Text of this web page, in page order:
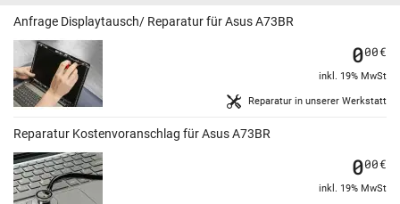
Anfrage Displaytausch/ Reparatur für Asus A73BR
Reparatur in unserer Werkstatt
000€
inkl. 19% MwSt
Reparatur Kostenvoranschlag für Asus A73BR
000€
inkl. 19% MwSt